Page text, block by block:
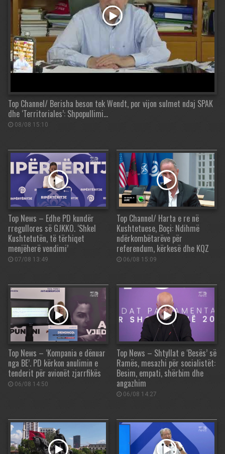
Top Channel/ Berisha beson tek Wendt, por vijon sulmet ndaj SPAK
dhe ‘Territoriales’: Shpopullimi…
08/08 15:10
Top News – Edhe PD kundër
rregullores së GJKKO. ‘Shkel
Kushtetutën, të tërhiqet
menjëherë vendimi’
07/08 13:49
Top Channel/ Harta e re në
Kushtetuese, Boçi: Ndihmë
ndërkombëtarëve për
referendum, kërkesë dhe KQZ
06/08 15:09
Top News – ‘Kompania e dënuar
nga BE’. PD kërkon anulimin e
tenderit për avionët zjarrfikës
06/08 14:50
Top News – Shtyllat e ‘Besës’ së
Ramës, mesazhi për socialistët:
Besim, empati, shërbim dhe
angazhim
06/08 14:27